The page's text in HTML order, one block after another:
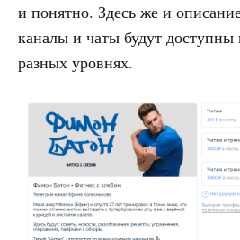
и понятно. Здесь же и
каналы и чаты будут
разных уровнях.